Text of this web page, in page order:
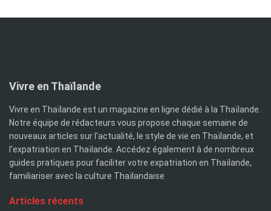
Vivre en Thaïlande
Vivre en Thaïlande est un magazine en ligne dédié à la Thaïlande.
Notre équipe de rédacteurs vous propose chaque semaine de
nouveaux articles sur l'actualité, le style de vie en Thaïlande, et
l'expatriation en Thaïlande. Accédez également à de nombreux
guides pratiques pour faciliter votre expatriation en Thaïlande,
familiariser avec la culture Thaïlandaise
Articles récents